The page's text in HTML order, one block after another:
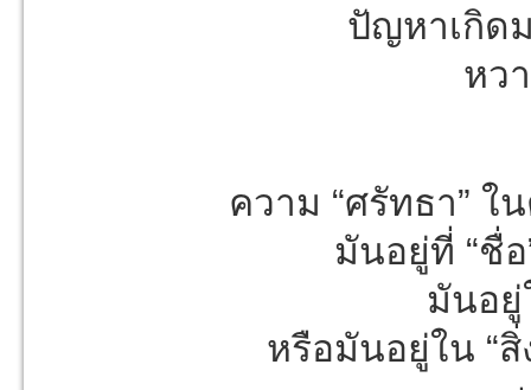
ปัญหาเกิด
หว
ความ “ศรัทธา”
มันอยู่ที่ “ชื่
มันอยู่
หรือมันอยู่ใน “